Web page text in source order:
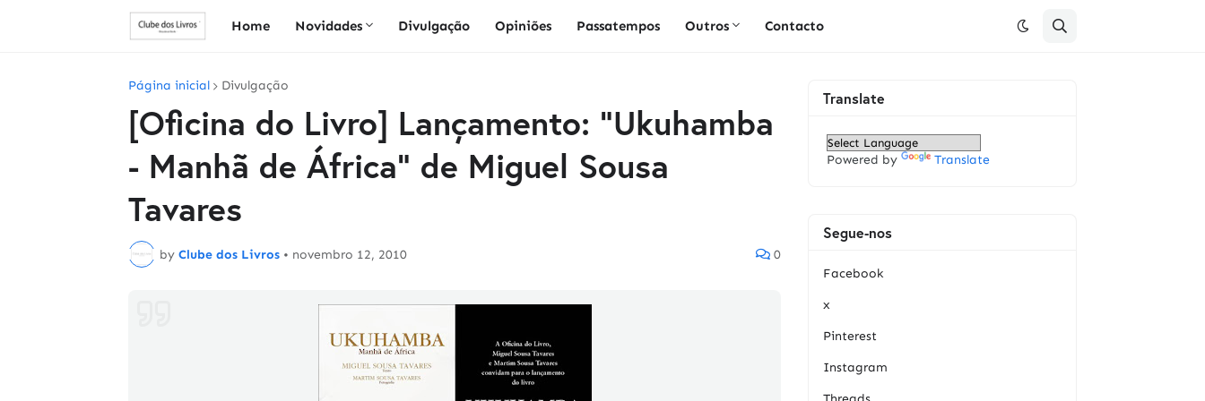
Home Novidades Divulgação Opiniões Passatempos Outros Contacto
Página inicial Divulgação
[Oficina do Livro] Lançamento: "Ukuhamba
- Manhã de África" de Miguel Sousa
Tavares
by Clube dos Livros • novembro 12, 2010 0
Translate
Powered by Translate
Segue-nos
Facebook
x
Pinterest
Instagram